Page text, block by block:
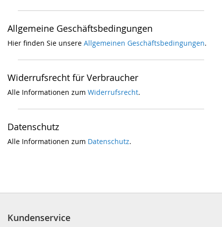
Allgemeine Geschäftsbedingungen
Hier finden Sie unsereAllgemeinen Geschäftsbedingungen.
Widerrufsrecht für Verbraucher
Alle Informationen zumWiderrufsrecht.
Datenschutz
Alle Informationen zum Datenschutz.
Kundenservice